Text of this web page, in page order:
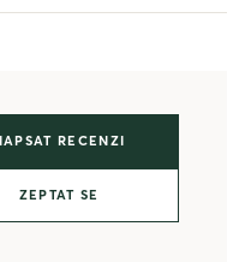
RECENZI
ZEPTAT SE